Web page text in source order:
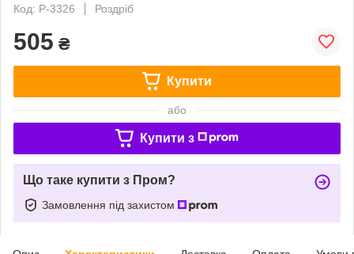
Код: P-3326
Роздріб
505 ₴
Купити
або
Купити з
Що таке купити з Пром?
Замовлення під захистом